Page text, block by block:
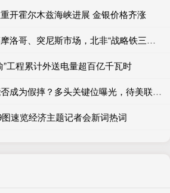
开霍尔木兹海峡进展 金银价格齐涨
佳永配资 小鹏集团再拓摩洛哥、突尼斯市场，北非“战略铁三角”成型
工程累计外送电量超百亿千瓦时
道正网 黄金近期暴跌能否成为假摔？多头关键位曝光，待美联储定生死
速览经济主题记者会新词热词